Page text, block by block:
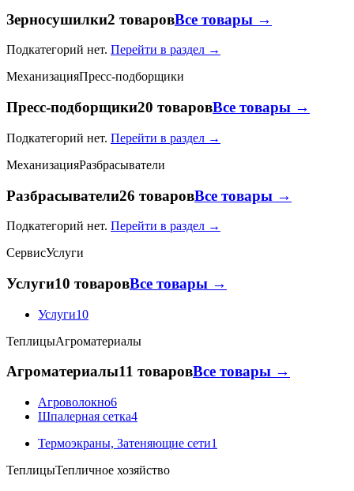
Зерносушилки2 товаровВсе товары →
Подкатегорий нет. Перейти в раздел →
МеханизацияПресс-подборщики
Пресс-подборщики20 товаровВсе товары →
Подкатегорий нет. Перейти в раздел →
МеханизацияРазбрасыватели
Разбрасыватели26 товаровВсе товары →
Подкатегорий нет. Перейти в раздел →
СервисУслуги
Услуги10 товаровВсе товары →
Услуги10
ТеплицыАгроматериалы
Агроматериалы11 товаровВсе товары →
Агроволокно6
Шпалерная сетка4
Термоэкраны, Затеняющие сети1
ТеплицыТепличное хозяйство